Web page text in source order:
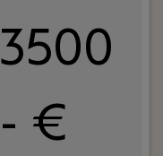
3500
- €